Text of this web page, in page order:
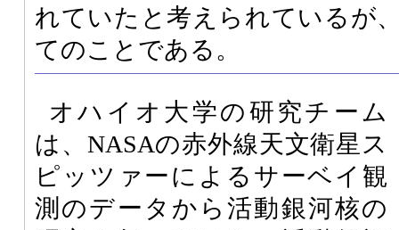
れていたと考えられているが
てのことである。
オハイオ大学の研究チーム
は、NASAの赤外線天文衛星ス
ピッツァーによるサーベイ観
測のデータから活動銀河核の